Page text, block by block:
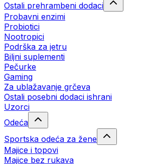
Ostali prehrambeni dodaci
Probavni enzimi
Probiotici
Nootropici
Podrška za jetru
Biljni suplementi
Pečurke
Gaming
Za ublažavanje grčeva
Ostali posebni dodaci ishrani
Uzorci
Odeća
Sportska odeća za žene
Majice i topovi
Majice bez rukava